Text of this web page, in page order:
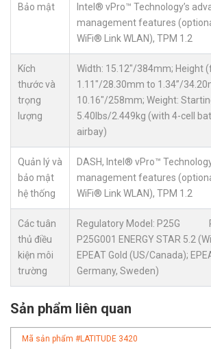
Bảo mật
Intel® vPro™ Technology’s
management features
WiFi® Link WLAN), TPM 1.2
Kích
thước và
trọng
lượng
Width: 15.12″/384mm; Height
1.11″/28.30mm to 1.34”/
10.16″/258mm; Weight:
5.40lbs/2.449kg (with 4-cell
airbay)
Quản lý và
bảo mật
hệ thống
DASH, Intel® vPro™
management features
WiFi® Link WLAN), TPM 1.2
Các tuân
thủ điều
kiện môi
trường
Regulatory Model: P25G
P25G001 ENERGY STAR 5.2
EPEAT Gold (US/Canada);
Germany, Sweden)
Sản phẩm liên quan
Mã sản phẩm #LATITUDE 3420